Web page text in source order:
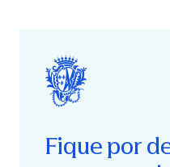
Fique por